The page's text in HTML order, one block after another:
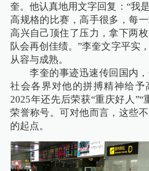
奎。他认真地用文字回复：“我
高规格的比赛，高手很多，每
高兴自己顶住了压力，拿下两
队会再创佳绩。”李奎文字平实
从容与成熟。
李奎的事迹迅速传回国内
社会各界对他的拼搏精神给予
2025年还先后荣获“重庆好人”“
荣誉称号。可对他而言，这些
的起点。